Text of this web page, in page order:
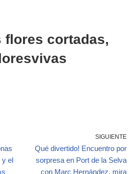
flores cortadas,
y el
SIGUIENTE
Qué divertido! Encuentro por
sorpresa en Port de la Selva
con Marc Hernández, mira